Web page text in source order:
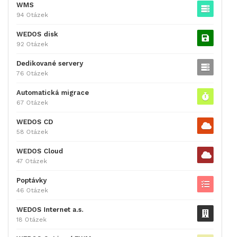
WMS
94 Otázek
WEDOS disk
92 Otázek
Dedikované servery
76 Otázek
Automatická migrace
67 Otázek
WEDOS CD
58 Otázek
WEDOS Cloud
47 Otázek
Poptávky
46 Otázek
WEDOS Internet a.s.
18 Otázek